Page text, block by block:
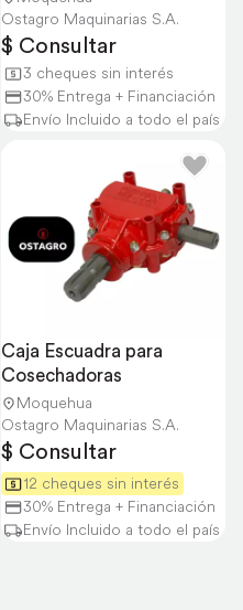
Ostagro Maquinarias S.A.
$ Consultar
3 cheques sin interés
30% Entrega + Financiación
Envío Incluido a todo el país
Caja Escuadra para
Cosechadoras
Moquehua
Ostagro Maquinarias S.A.
$ Consultar
12 cheques sin interés
30% Entrega + Financiación
Envío Incluido a todo el país